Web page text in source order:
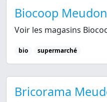
Biocoop Meudon
Voir les magasins
bio supermarché
Bricorama